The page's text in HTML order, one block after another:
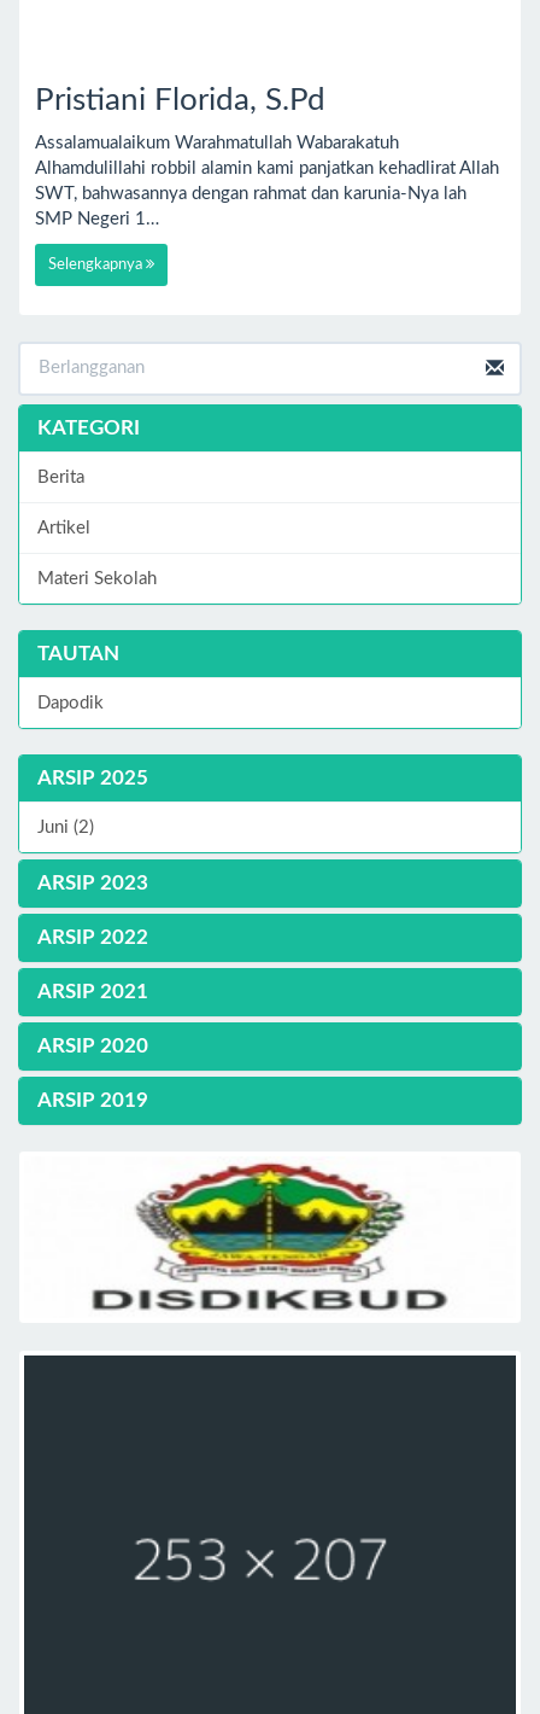
Pristiani Florida, S.Pd
Assalamualaikum Warahmatullah Wabarakatuh
Alhamdulillahi robbil alamin kami panjatkan kehadlirat Allah
SWT, bahwasannya dengan rahmat dan karunia-Nya lah
SMP Negeri 1…
Selengkapnya
KATEGORI
Berita
Artikel
Materi Sekolah
TAUTAN
Dapodik
ARSIP 2025
Juni (2)
ARSIP 2023
ARSIP 2022
ARSIP 2021
ARSIP 2020
ARSIP 2019